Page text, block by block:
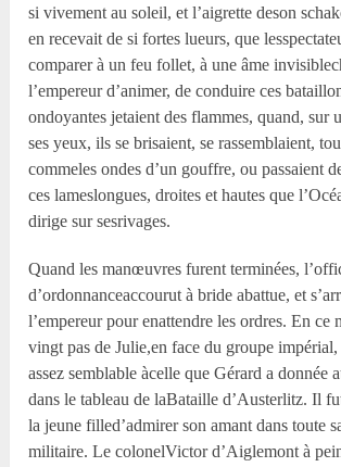
si vivement au soleil, et l’aigrette deson
en recevait de si fortes lueurs, que
comparer à un feu follet, à une âme
l’empereur d’animer, de conduire ces
ondoyantes jetaient des flammes, quand, sur
ses yeux, ils se brisaient, se rassemblaient,
commeles ondes d’un gouffre, ou passaient
ces lameslongues, droites et hautes que
dirige sur sesrivages.
Quand les manœuvres furent terminées,
d’ordonnanceaccourut à bride abattue, et
l’empereur pour enattendre les ordres. En ce
vingt pas de Julie,en face du groupe
assez semblable àcelle que Gérard a donnée
dans le tableau de laBataille d’Austerlitz. Il
la jeune filled’admirer son amant dans toute
militaire. Le colonelVictor d’Aiglemont à